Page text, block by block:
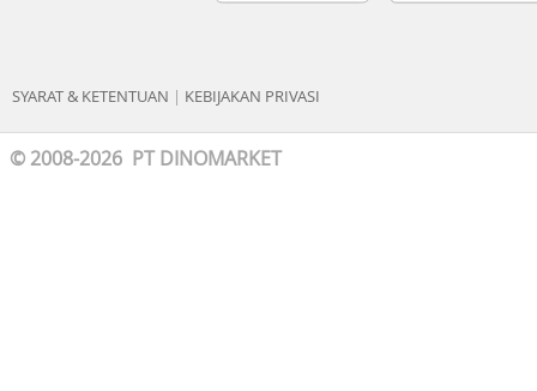
SYARAT & KETENTUAN | KEBIJAKAN PRIVASI
© 2008-2026 PT DINOMARKET